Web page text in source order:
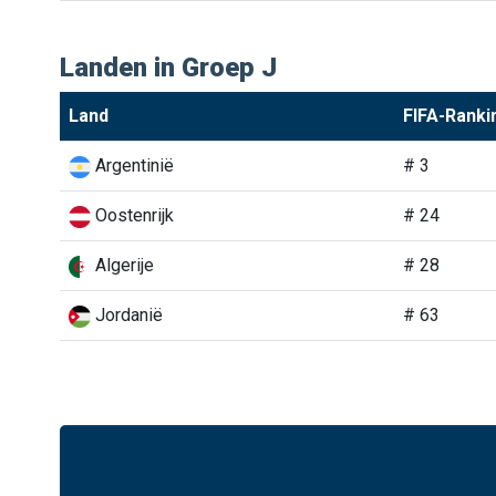
Landen in Groep J
Land FIFA-
Argentinië # 3
Oostenrijk # 24
Algerije # 28
Jordanië # 63